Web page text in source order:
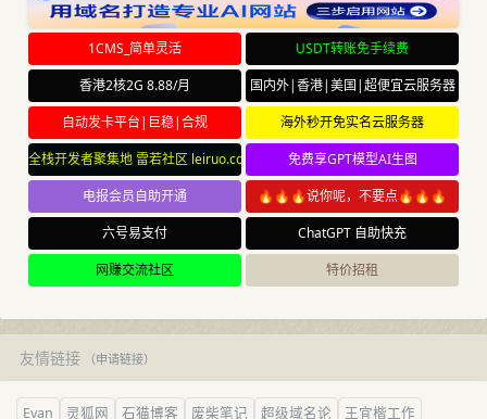
1CMS_简单灵活
USDT转账免手续费
香港2核2G 8.88/月
国内外|香港|美国|超便宜云服务器
自动发卡平台|巨稳|合规
海外秒开免实名云服务器
全栈开发者聚集地 雷若社区 leiruo.com
免费享GPT模型AI生图
电报会员自助开通
🔥🔥🔥说你呢，不要点🔥🔥🔥
六号易支付
ChatGPT 自助快充
网赚交流社区
特价招租
友情链接（申请链接）
Evan 灵狐网 石猫博客 废柴笔记 超级域名论 王宜楷工作